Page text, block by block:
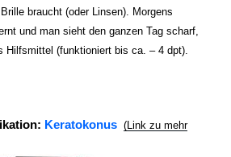
braucht (oder Linsen). Morgens
und man sieht den ganzen Tag scharf,
Hilfsmittel (funktioniert bis ca. – 4 dpt).
Keratokonus (Link zu mehr